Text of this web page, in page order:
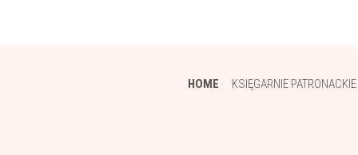
HOME KSIĘGARNIE PATRONACKIE